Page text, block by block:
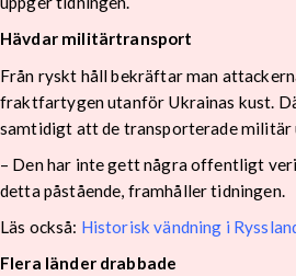
Hävdar militärtransport
Från ryskt håll bekräftar man
fraktfartygen utanför Ukrainas kust.
samtidigt att de transporterade militär
– Den har inte gett några offentligt
detta påstående, framhåller tidningen.
Läs också: Historisk vändning i
Flera länder drabbade